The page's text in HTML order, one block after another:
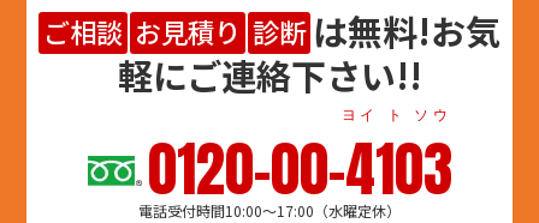
ご相談 お見積り 診断 は無料!お気
軽にご連絡下さい!!
0120-00-4103
ヨイ ト ソウ
電話受付時間10:00～17:00（水曜定休）